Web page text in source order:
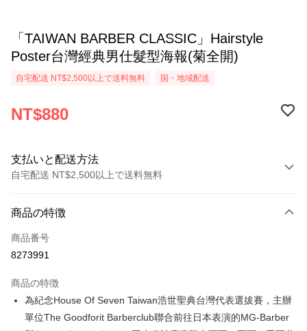
「TAIWAN BARBER CLASSIC」Hairstyle
Poster台灣經典男仕髮型海報(菊全開)
自宅配送 NT$2,500以上で送料無料 国・地域配送
NT$880
支払いと配送方法
自宅配送 NT$2,500以上で送料無料
クレジットカード1回払い
クレジットカード分割払い
合作金庫商業銀行
華南商業銀行
彰化商業銀行
上海商業儲蓄銀行
台北富邦商業銀行
6回払い、金利0、毎回
華南商業銀行
彰化商業銀行
LINE Pay
商品の特徴
商品番号
8273991
商品の特徴
為紀念House Of Seven Taiwan浩世聖典台灣代表選拔賽，主辦
單位The Goodforit Barberclub聯合前往日本表演的MG-Barber